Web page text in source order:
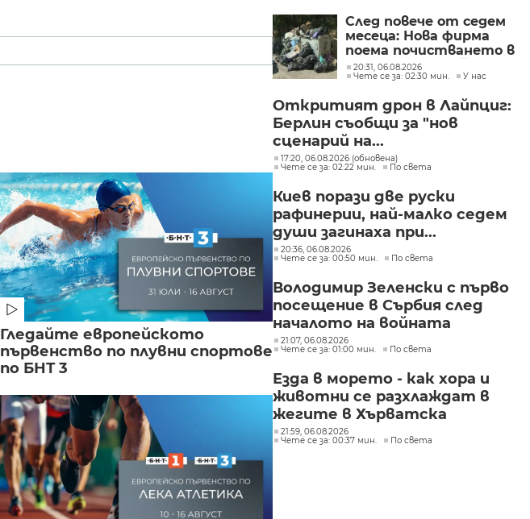
Гледайте европейското
първенство по плувни спортове
по БНТ 3
След повече от седем
месеца: Нова фирма
поема почистването в
столичните райони
"Слатина", "Подуяне" и
20:31, 06.08.2026
Чете се за: 02:30 мин.
У нас
Откритият дрон в Лайпциг:
Берлин съобщи за "нов
сценарий на...
17:20, 06.08.2026 (обновена)
Чете се за: 02:22 мин.
По света
Киев порази две руски
рафинерии, най-малко седем
души загинаха при...
20:36, 06.08.2026
Чете се за: 00:50 мин.
По света
Володимир Зеленски с първо
посещение в Сърбия след
началото на войната
21:07, 06.08.2026
Чете се за: 01:00 мин.
По света
Езда в морето - как хора и
животни се разхлаждат в
жегите в Хърватска
21:59, 06.08.2026
Чете се за: 00:37 мин.
По света